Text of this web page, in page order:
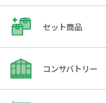
セット商品
コンサバトリー